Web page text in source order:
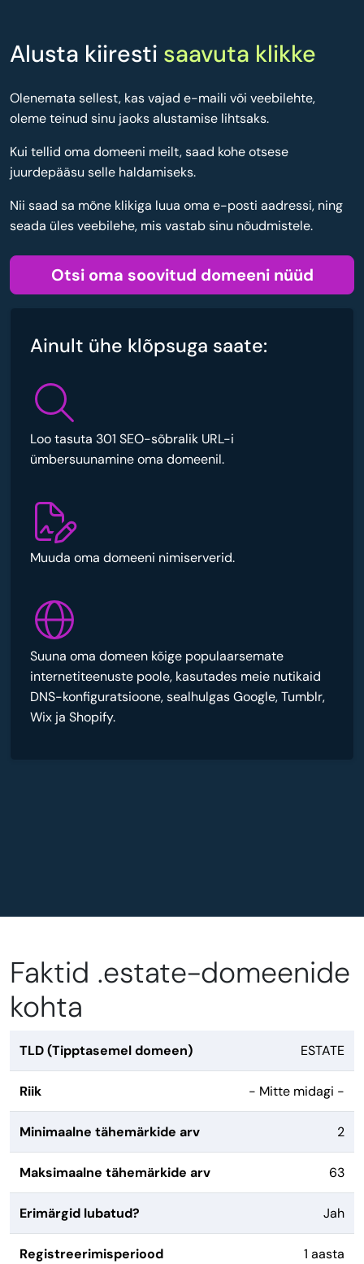
Alusta kiiresti saavuta klikke
Olenemata sellest, kas vajad e-maili või veebilehte,
oleme teinud sinu jaoks alustamise lihtsaks.
Kui tellid oma domeeni meilt, saad kohe otsese
juurdepääsu selle haldamiseks.
Nii saad sa mõne klikiga luua oma e-posti aadressi, ning
seada üles veebilehe, mis vastab sinu nõudmistele.
Otsi oma soovitud domeeni nüüd
Ainult ühe klõpsuga saate:
Loo tasuta 301 SEO-sõbralik URL-i
ümbersuunamine oma domeenil.
Muuda oma domeeni nimiserverid.
Suuna oma domeen kõige populaarsemate
internetiteenuste poole, kasutades meie nutikaid
DNS-konfiguratsioone, sealhulgas Google, Tumblr,
Wix ja Shopify.
Faktid .estate-domeenide
kohta
TLD (Tipptasemel domeen) ESTATE
Riik - Mitte midagi -
Minimaalne tähemärkide arv 2
Maksimaalne tähemärkide arv 63
Erimärgid lubatud? Jah
Registreerimisperiood 1 aasta